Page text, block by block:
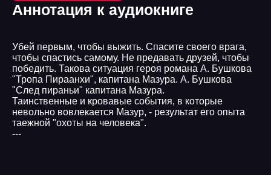
Аннотация к аудиокниге
Убей первым, чтобы выжить. Спасите своего врага,
чтобы спастись самому. Не предавать друзей, чтобы
победить. Такова ситуация героя романа А. Бушкова
"Тропа Пираанхи", капитана Мазура. А. Бушкова
"След пираньи" капитана Мазура.
Таинственные и кровавые события, в которые
невольно вовлекается Мазур, - результат его опыта
таежной "охоты на человека".
---